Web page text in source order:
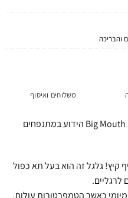
והבריכה
משלוחים ואיסוף
גלגל ים פלמינגו מתנפח, מבית המותג Big Mouth הידוע במתנפחים
קיץ! גלגל זה הוא בעל תא כפול
כאשר הטמפרטורות עולות.